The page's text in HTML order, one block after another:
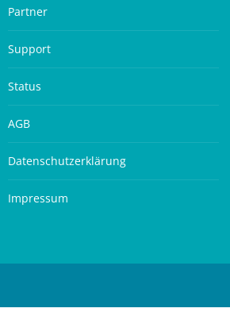
Partner
Support
Status
AGB
Datenschutzerklärung
Impressum